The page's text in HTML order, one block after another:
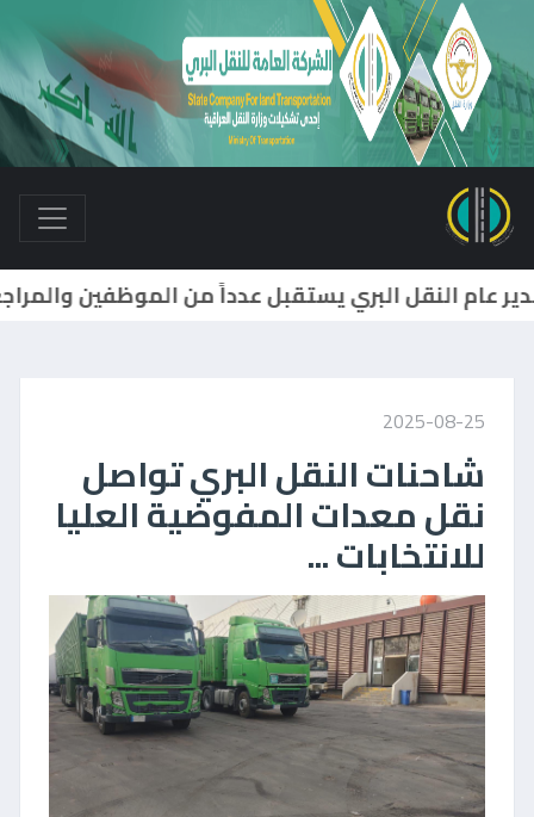
2025-08-25
شاحنات النقل البري تواصل
نقل معدات المفوضية العليا
للانتخابات ...